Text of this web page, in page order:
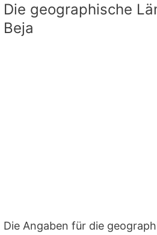
Die geographische
Beja
Die Angaben für die